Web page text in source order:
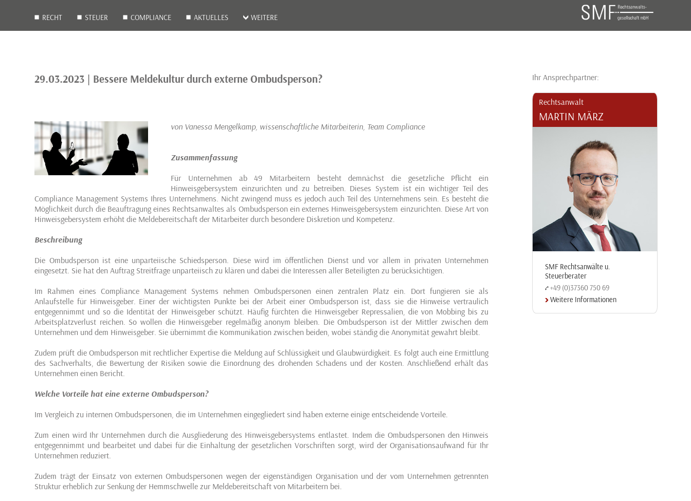
RECHT STEUER COMPLIANCE AKTUELLES WEITERE
KARRIERE
IMPRESSUM
DATENSCHUTZ
29.03.2023 | Bessere Meldekultur durch externe Ombudsperson?
von Vanessa Mengelkamp, wissenschaftliche Mitarbeiterin, Team Compliance
Zusammenfassung
Für Unternehmen ab 49 Mitarbeitern besteht demnächst die gesetzliche Pflicht ein
Hinweisgebersystem einzurichten und zu betreiben. Dieses System ist ein wichtiger Teil des
Compliance Management Systems Ihres Unternehmens. Nicht zwingend muss es jedoch auch Teil des Unternehmens sein. Es besteht die
Möglichkeit durch die Beauftragung eines Rechtsanwaltes als Ombudsperson ein externes Hinweisgebersystem einzurichten. Diese Art von
Hinweisgebersystem erhöht die Meldebereitschaft der Mitarbeiter durch besondere Diskretion und Kompetenz.
Beschreibung
Die Ombudsperson ist eine unparteiische Schiedsperson. Diese wird im öffentlichen Dienst und vor allem in privaten Unternehmen
eingesetzt. Sie hat den Auftrag Streitfrage unparteiisch zu klären und dabei die Interessen aller Beteiligten zu berücksichtigen.
Im Rahmen eines Compliance Management Systems nehmen Ombudspersonen einen zentralen Platz ein. Dort fungieren sie als
Anlaufstelle für Hinweisgeber. Einer der wichtigsten Punkte bei der Arbeit einer Ombudsperson ist, dass sie die Hinweise vertraulich
entgegennimmt und so die Identität der Hinweisgeber schützt. Häufig fürchten die Hinweisgeber Repressalien, die von Mobbing bis zu
Arbeitsplatzverlust reichen. So wollen die Hinweisgeber regelmäßig anonym bleiben. Die Ombudsperson ist der Mittler zwischen dem
Unternehmen und dem Hinweisgeber. Sie übernimmt die Kommunikation zwischen beiden, wobei ständig die Anonymität gewahrt bleibt.
Zudem prüft die Ombudsperson mit rechtlicher Expertise die Meldung auf Schlüssigkeit und Glaubwürdigkeit. Es folgt auch eine Ermittlung
des Sachverhalts, die Bewertung der Risiken sowie die Einordnung des drohenden Schadens und der Kosten. Anschließend erhält das
Unternehmen einen Bericht.
Welche Vorteile hat eine externe Ombudsperson?
Im Vergleich zu internen Ombudspersonen, die im Unternehmen eingegliedert sind haben externe einige entscheidende Vorteile.
Zum einen wird Ihr Unternehmen durch die Ausgliederung des Hinweisgebersystems entlastet. Indem die Ombudspersonen den Hinweis
entgegennimmt und bearbeitet und dabei für die Einhaltung der gesetzlichen Vorschriften sorgt, wird der Organisationsaufwand für Ihr
Unternehmen reduziert.
Zudem trägt der Einsatz von externen Ombudspersonen wegen der eigenständigen Organisation und der vom Unternehmen getrennten
Struktur erheblich zur Senkung der Hemmschwelle zur Meldebereitschaft von Mitarbeitern bei.
Ihr Ansprechpartner:
Rechtsanwalt
MARTIN MÄRZ
SMF Rechtsanwälte u.
Steuerberater
+49 (0)37360 750 69
Weitere Informationen